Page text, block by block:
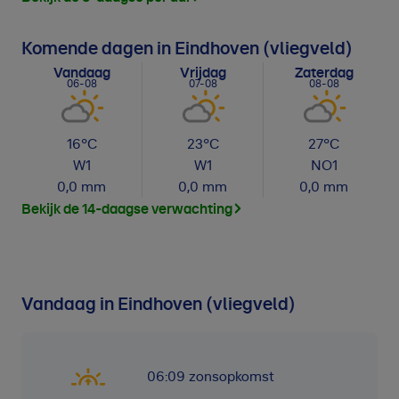
Komende dagen in Eindhoven (vliegveld)
Vandaag
06-08
16°C
W1
0,0 mm
Vrijdag
07-08
23°C
W1
0,0 mm
Zaterdag
08-08
27°C
NO1
0,0 mm
Bekijk de 14-daagse verwachting
Vandaag in Eindhoven (vliegveld)
06:09 zonsopkomst